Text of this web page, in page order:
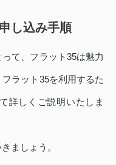
し込み手順
て、フラット35は魅力
ラット35を利用するた
詳しくご説明いたしま
ましょう。